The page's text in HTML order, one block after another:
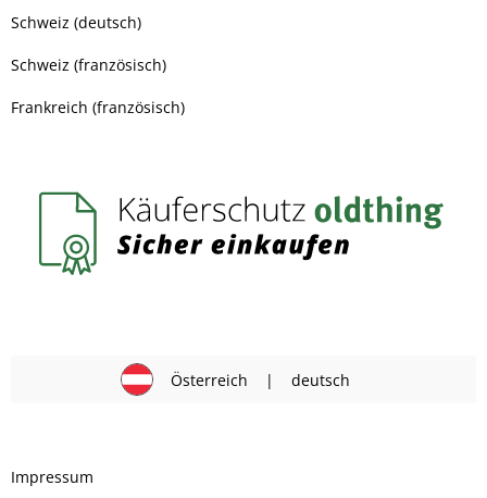
Schweiz (deutsch)
Schweiz (französisch)
Frankreich (französisch)
Österreich | deutsch
Impressum